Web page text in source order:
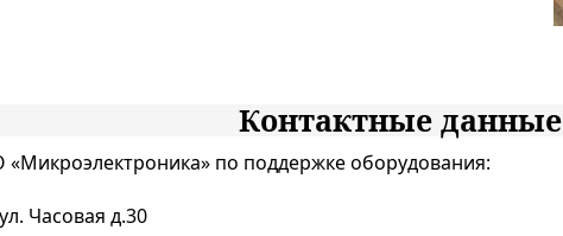
Контактные данные
по поддержке оборудования:
Часовая д.30